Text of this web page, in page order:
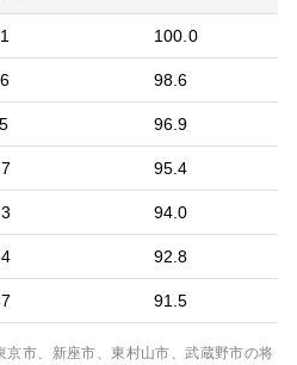
100.0
98.6
96.9
95.4
94.0
92.8
91.5
京市、新座市、東村山市、武蔵野市の将